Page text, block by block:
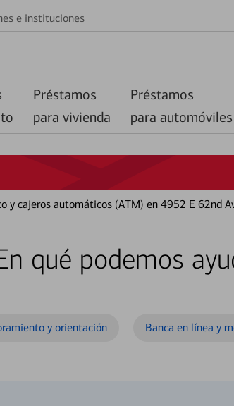
e instituciones
Préstamos
para vivienda
Préstamos
para automóviles
y cajeros automáticos (ATM) en 4952 E 62nd
qué podemos
y orientación Banca en línea y